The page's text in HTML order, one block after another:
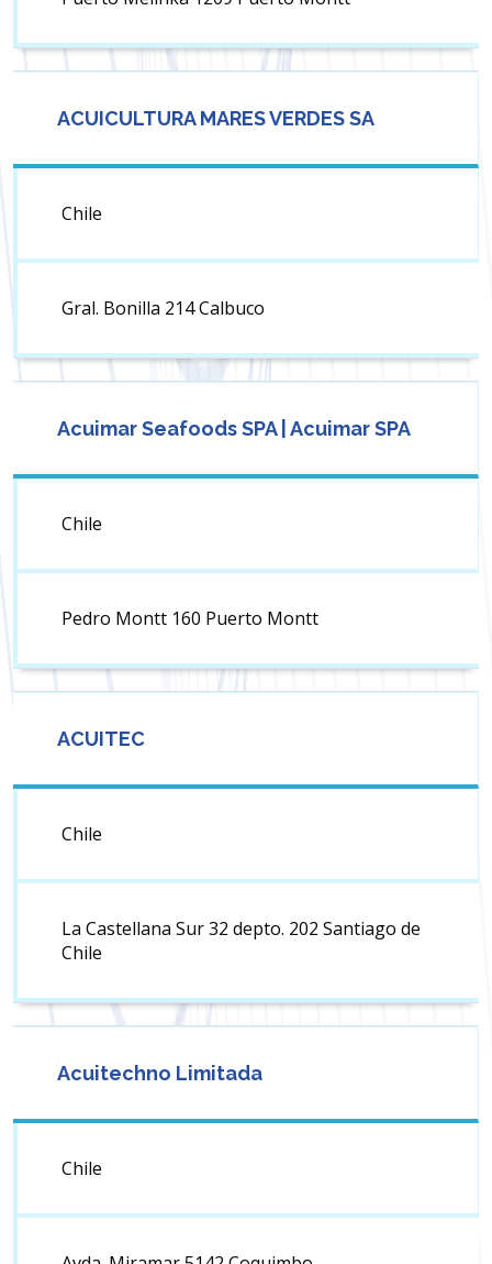
ACUICULTURA MARES VERDES SA
Chile
Gral. Bonilla 214 Calbuco
Acuimar Seafoods SPA | Acuimar SPA
Chile
Pedro Montt 160 Puerto Montt
ACUITEC
Chile
La Castellana Sur 32 depto. 202 Santiago de
Chile
Acuitechno Limitada
Chile